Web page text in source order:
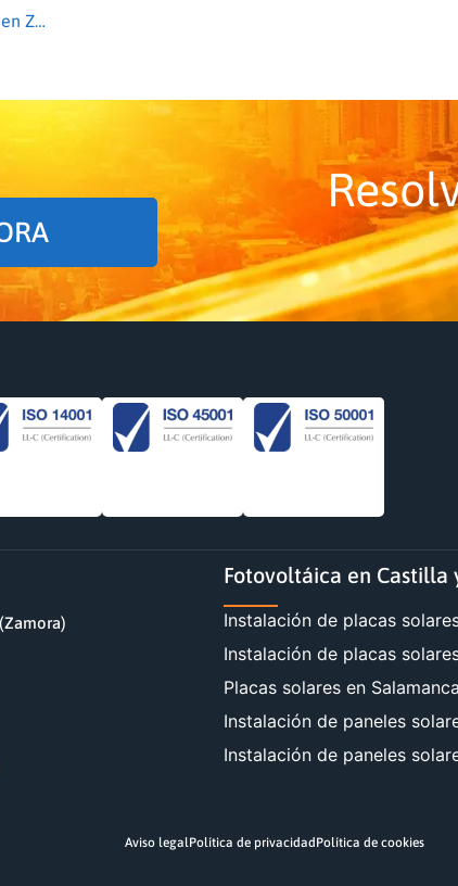
Instalación de autoconsumo 36 kwp en Zamora
Fotovoltáica en Castilla
Instalación de placas
Instalación de placas
Placas solares en
Instalación de paneles
Instalación de paneles
Aviso legalPolítica de privacidadPolítica de cookies